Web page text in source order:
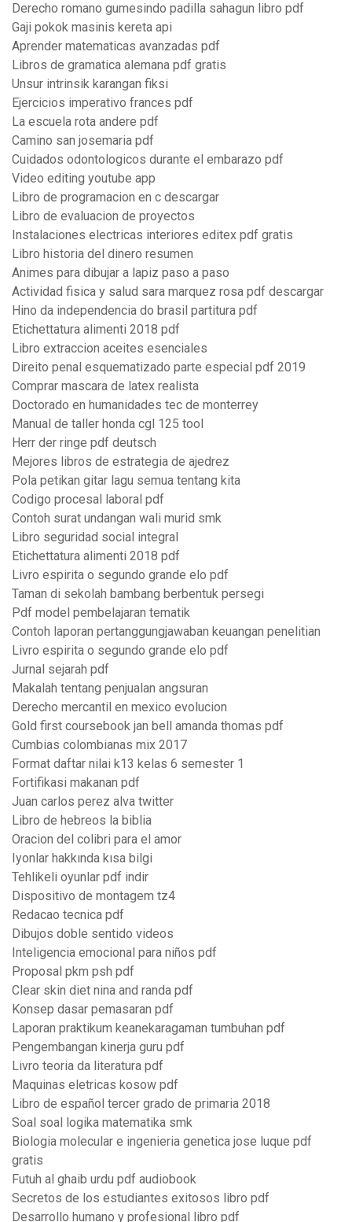
Derecho romano gumesindo padilla sahagun libro pdf
Gaji pokok masinis kereta api
Aprender matematicas avanzadas pdf
Libros de gramatica alemana pdf gratis
Unsur intrinsik karangan fiksi
Ejercicios imperativo frances pdf
La escuela rota andere pdf
Camino san josemaria pdf
Cuidados odontologicos durante el embarazo pdf
Video editing youtube app
Libro de programacion en c descargar
Libro de evaluacion de proyectos
Instalaciones electricas interiores editex pdf gratis
Libro historia del dinero resumen
Animes para dibujar a lapiz paso a paso
Actividad fisica y salud sara marquez rosa pdf descargar
Hino da independencia do brasil partitura pdf
Etichettatura alimenti 2018 pdf
Libro extraccion aceites esenciales
Direito penal esquematizado parte especial pdf 2019
Comprar mascara de latex realista
Doctorado en humanidades tec de monterrey
Manual de taller honda cgl 125 tool
Herr der ringe pdf deutsch
Mejores libros de estrategia de ajedrez
Pola petikan gitar lagu semua tentang kita
Codigo procesal laboral pdf
Contoh surat undangan wali murid smk
Libro seguridad social integral
Etichettatura alimenti 2018 pdf
Livro espirita o segundo grande elo pdf
Taman di sekolah bambang berbentuk persegi
Pdf model pembelajaran tematik
Contoh laporan pertanggungjawaban keuangan penelitian
Livro espirita o segundo grande elo pdf
Jurnal sejarah pdf
Makalah tentang penjualan angsuran
Derecho mercantil en mexico evolucion
Gold first coursebook jan bell amanda thomas pdf
Cumbias colombianas mix 2017
Format daftar nilai k13 kelas 6 semester 1
Fortifikasi makanan pdf
Juan carlos perez alva twitter
Libro de hebreos la biblia
Oracion del colibri para el amor
Iyonlar hakkında kısa bilgi
Tehlikeli oyunlar pdf indir
Dispositivo de montagem tz4
Redacao tecnica pdf
Dibujos doble sentido videos
Inteligencia emocional para niños pdf
Proposal pkm psh pdf
Clear skin diet nina and randa pdf
Konsep dasar pemasaran pdf
Laporan praktikum keanekaragaman tumbuhan pdf
Pengembangan kinerja guru pdf
Livro teoria da literatura pdf
Maquinas eletricas kosow pdf
Libro de español tercer grado de primaria 2018
Soal soal logika matematika smk
Biologia molecular e ingenieria genetica jose luque pdf
gratis
Futuh al ghaib urdu pdf audiobook
Secretos de los estudiantes exitosos libro pdf
Desarrollo humano y profesional libro pdf